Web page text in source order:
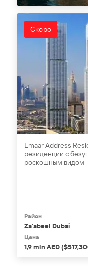
Скоро
Emaar Address
резиденции с
роскошным видом
Район
Za'abeel Dubai
Цена
1,9 mln AED